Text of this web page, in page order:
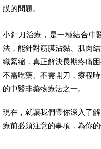
膜的問題。
小針刀治療，是一種結合中
法，能針對筋膜沾黏、肌肉
織緊縮，真正解決長期疼痛困
不需吃藥、不需開刀，療程
的中醫非藥物療法之一。
現在，就讓我們帶你深入了
療前必須注意的事項，為你